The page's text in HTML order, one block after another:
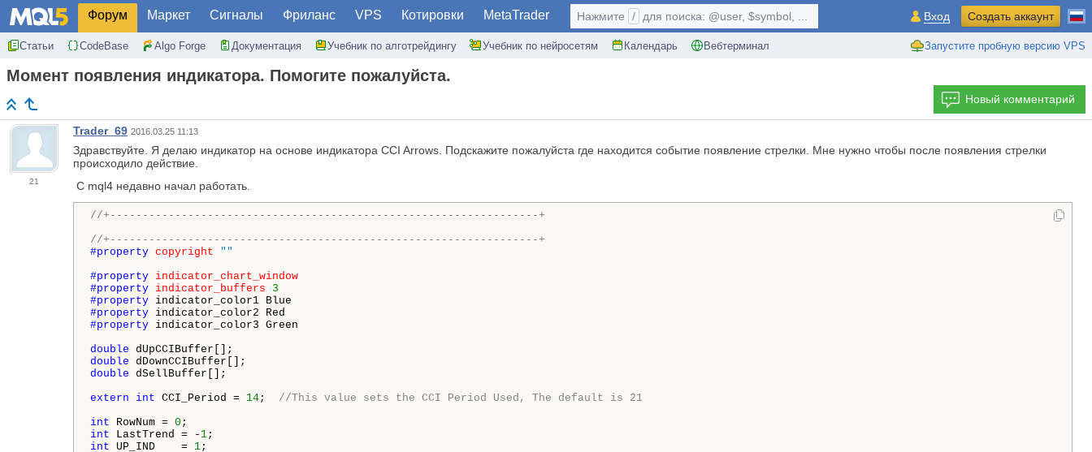
Форум Маркет Сигналы Фриланс VPS Котировки MetaTrader
Статьи CodeBase Algo Forge Документация Учебник по алготрейдингу Учебник по нейросетям Календарь Вебтерминал Запустите пробную версию VPS
Нажмите / для поиска: @user, $symbol, ... Вход Создать аккаунт
Момент появления индикатора. Помогите пожалуйста.
Новый комментарий
21
Trader_69 2016.03.25 11:13
Здравствуйте. Я делаю индикатор на основе индикатора CCI Arrows. Подскажите пожалуйста где находится событие появление стрелки. Мне нужно чтобы после появления стрелки
происходило действие.
С mql4 недавно начал работать.
//+------------------------------------------------------------------+
//+------------------------------------------------------------------+
#property copyright
""
#property indicator_chart_window
#property indicator_buffers
3
#property
#property
#property indicator_color3 Green
double
double
double dSellBuffer[];
extern
int CCI_Period = 14; //This value sets the CCI Period Used, The default is 21
int RowNum = 0
int LastTrend = - 1
int UP_IND    = 1